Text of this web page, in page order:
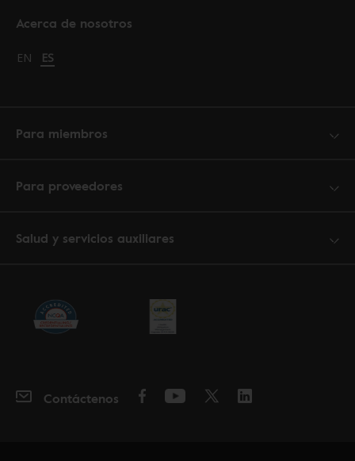
Acerca de nosotros
Change language to English
EN Cambiar idioma a español
ES
Para miembros
Para proveedores
Salud y servicios auxiliares
Contáctenos